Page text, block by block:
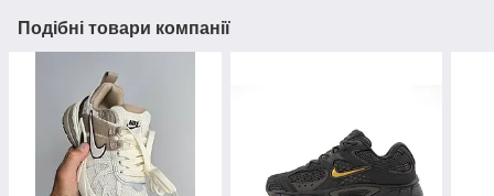
Подібні товари компанії